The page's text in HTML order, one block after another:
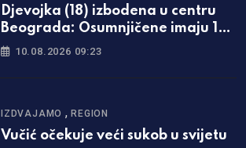
Djevojka (18) izbodena u centru
Beograda: Osumnjičene imaju 15 i
13 godina
10.08.2026 09:23
IZDVAJAMO ,REGION
Vučić očekuje veći sukob u svijetu